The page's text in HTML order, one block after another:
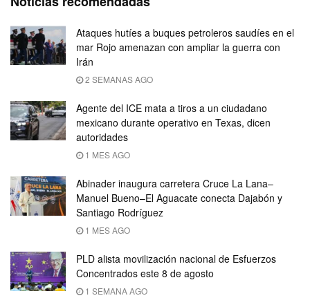
Ataques hutíes a buques petroleros saudíes en el
mar Rojo amenazan con ampliar la guerra con
Irán
2 SEMANAS AGO
Agente del ICE mata a tiros a un ciudadano
mexicano durante operativo en Texas, dicen
autoridades
1 MES AGO
Abinader inaugura carretera Cruce La Lana–
Manuel Bueno–El Aguacate conecta Dajabón y
Santiago Rodríguez
1 MES AGO
PLD alista movilización nacional de Esfuerzos
Concentrados este 8 de agosto
1 SEMANA AGO